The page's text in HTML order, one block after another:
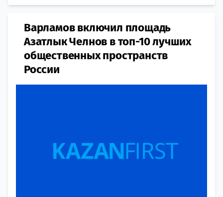
​Варламов включил площадь
Азатлык Челнов в топ-10 лучших
общественных пространств
России